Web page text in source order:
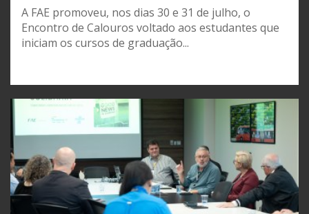
A FAE promoveu, nos dias 30 e 31 de julho, o
Encontro de Calouros voltado aos estudantes que
iniciam os cursos de graduação...